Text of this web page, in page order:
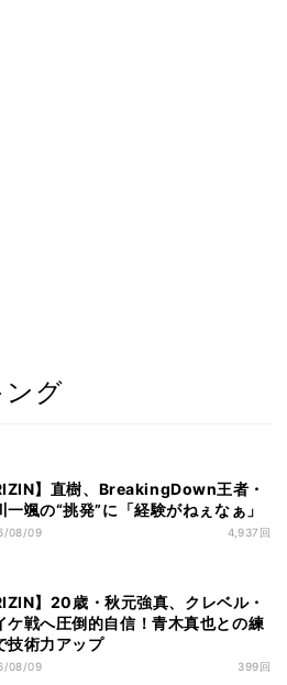
ング
】直樹、BreakingDown王者・
一颯の“挑発”に「経験がねぇなぁ」
08/09 4,937回
】20歳・秋元強真、クレベル・
ケ戦へ圧倒的自信！青木真也との練
技術力アップ
08/09 399回